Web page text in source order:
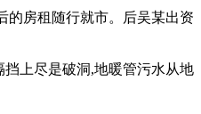
的房租随行就市。后吴某出资
挡上尽是破洞,地暖管污水从地